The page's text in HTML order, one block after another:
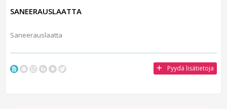
SANEERAUSLAATTA
Saneerauslaatta
Pyydä lisätietoja